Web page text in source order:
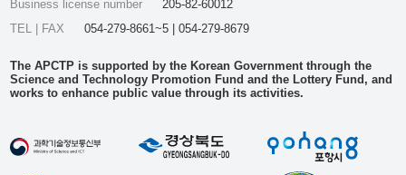
Business license number
205-82-60012
TEL | FAX
054-279-8661~5 | 054-279-8679
The APCTP is supported by the Korean Government through the
Science and Technology Promotion Fund and the Lottery Fund, and
works to enhance public value through its activities.